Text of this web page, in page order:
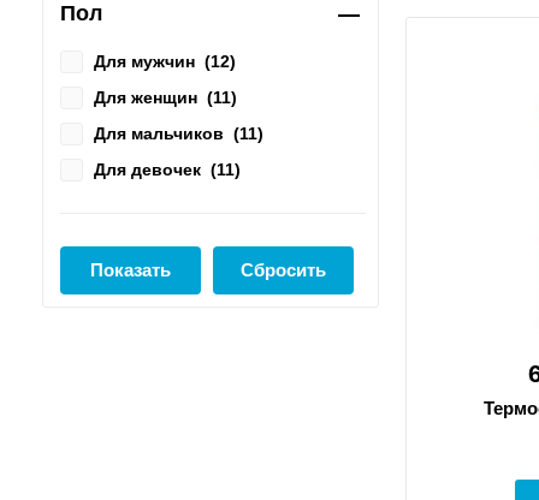
Пол
Для мужчин (12)
Для женщин (11)
Для мальчиков (11)
Для девочек (11)